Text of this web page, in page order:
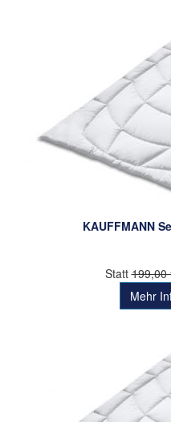
KAUFFMANN
Statt199,00
Mehr